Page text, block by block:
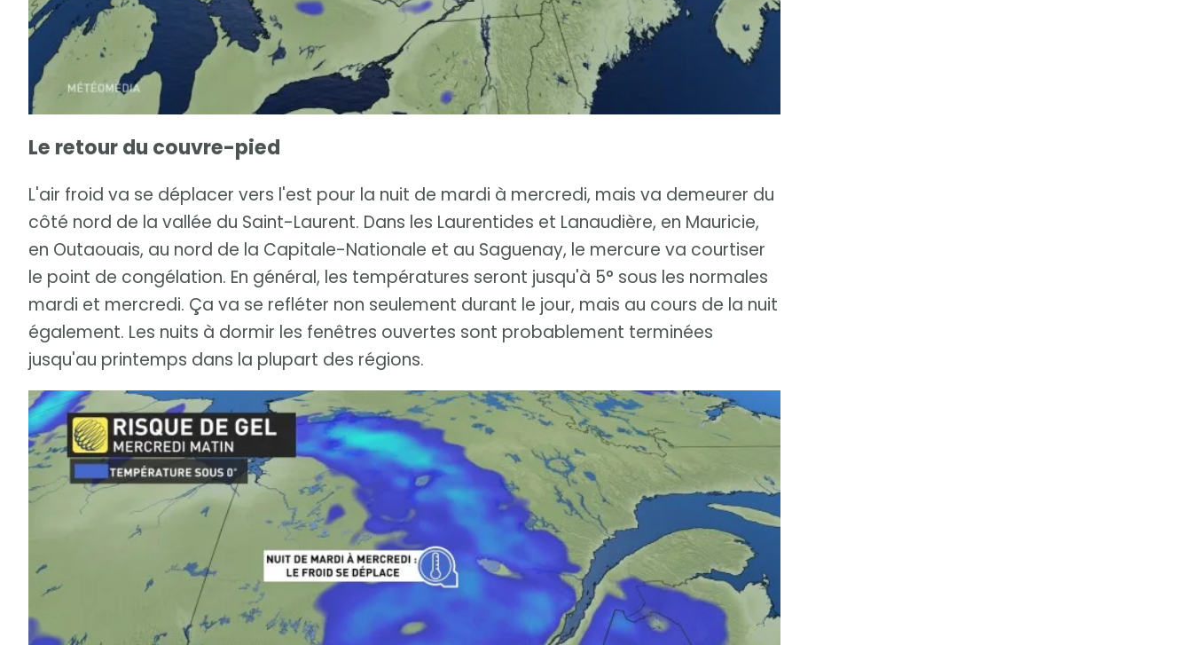
Le retour du couvre-pied
L'air froid va se déplacer vers l'est pour la nuit de mardi à mercredi, mais va demeurer du
côté nord de la vallée du Saint-Laurent. Dans les Laurentides et Lanaudière, en Mauricie,
en Outaouais, au nord de la Capitale-Nationale et au Saguenay, le mercure va courtiser
le point de congélation. En général, les températures seront jusqu'à 5° sous les normales
mardi et mercredi. Ça va se refléter non seulement durant le jour, mais au cours de la nuit
également. Les nuits à dormir les fenêtres ouvertes sont probablement terminées
jusqu'au printemps dans la plupart des régions.